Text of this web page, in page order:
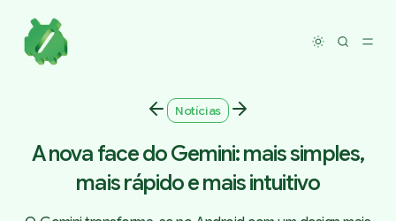
Toggle
Notícias
A nova face do Gemini: mais simples,
mais rápido e mais intuitivo